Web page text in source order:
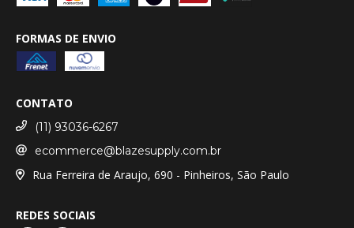
FORMAS DE ENVIO
CONTATO
(11) 93036-6267
ecommerce@blazesupply.com.br
Rua Ferreira de Araujo, 690 - Pinheiros, São Paulo
REDES SOCIAIS